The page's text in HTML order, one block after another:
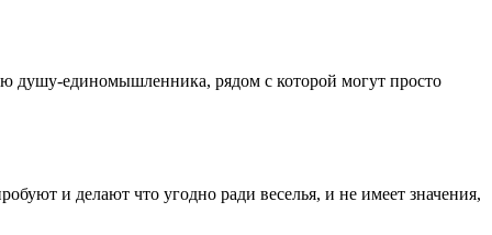
душу-единомышленника, рядом с которой могут просто
и делают что угодно ради веселья, и не имеет значения,